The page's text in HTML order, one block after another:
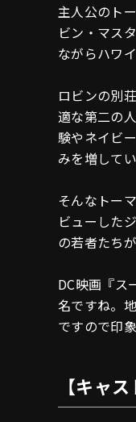
主人公のト
ビン・マス
ながらハワ
ロビンの別
適な第二の
験やネイビ
みを増して
そんなトー
ビューした
の若者たち
DC映画『ス
名ですね。
ですので印
【キャ